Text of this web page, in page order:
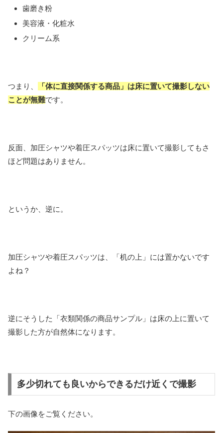
歯磨き粉
美容液・化粧水
クリーム系
つまり、
「体に直接関係する商品」は床に置いて撮影しない
ことが無難です。
反面、加圧シャツや着圧スパッツは床に置いて撮影してもさ
ほど問題はありません。
というか、逆に。
加圧シャツや着圧スパッツは、「机の上」には置かないです
よね？
逆にそうした「衣類関係の商品サンプル」は床の上に置いて
撮影した方が自然体になります。
多少切れても良いからできるだけ近くで撮影
下の画像をご覧ください。